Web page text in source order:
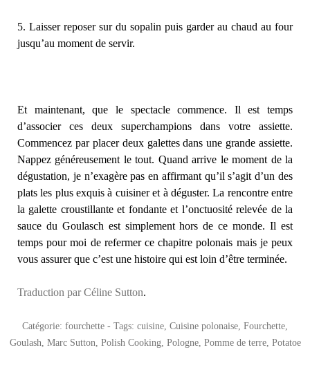
5. Laisser reposer sur du sopalin puis garder au chaud au four
jusqu’au moment de servir.
Et maintenant, que le spectacle commence. Il est temps
d’associer ces deux superchampions dans votre assiette.
Commencez par placer deux galettes dans une grande assiette.
Nappez généreusement le tout. Quand arrive le moment de la
dégustation, je n’exagère pas en affirmant qu’il s’agit d’un des
plats les plus exquis à cuisiner et à déguster. La rencontre entre
la galette croustillante et fondante et l’onctuosité relevée de la
sauce du Goulasch est simplement hors de ce monde. Il est
temps pour moi de refermer ce chapitre polonais mais je peux
vous assurer que c’est une histoire qui est loin d’être terminée.
Traduction par Céline Sutton.
Catégorie: fourchette - Tags: cuisine Cuisine polonaise Fourchette
Goulash Marc Sutton Polish Cooking, Pologne, Pomme de terre, Potatoe